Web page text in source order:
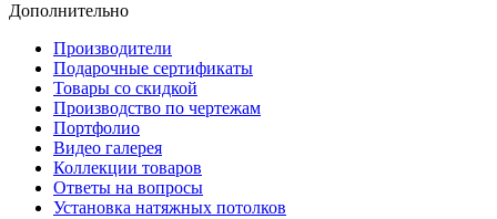
Дополнительно
Производители
Подарочные сертификаты
Товары со скидкой
Производство по чертежам
Портфолио
Видео галерея
Коллекции товаров
Ответы на вопросы
Установка натяжных потолков